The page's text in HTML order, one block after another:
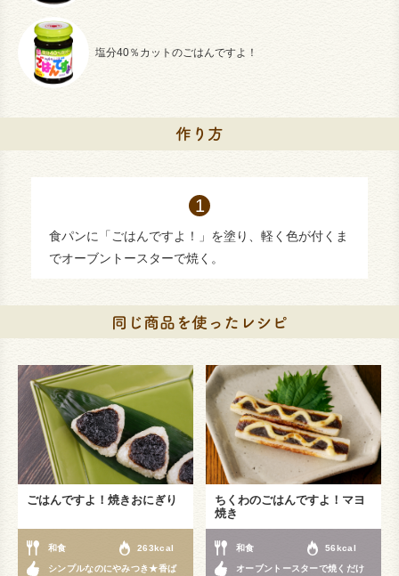
塩分40％カットのごはんですよ！
食パンに「ごはんですよ！」を塗り、軽く色が付くま
でオーブントースターで焼く。
ごはんですよ！焼きおにぎり
和食 263kcal
シンプルなのにやみつき★香ば
ちくわのごはんですよ！マヨ
焼き
和食 56kcal
オーブントースターで焼くだけ